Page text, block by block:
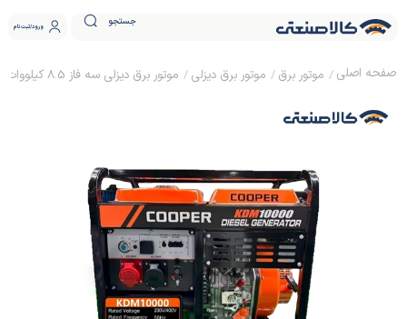
جستجو ورود ثبت نام
موتور برق موتور برق دیزلی موتور برق دیزلی سه فاز 8.5 کیلووات کوپر KDM1000